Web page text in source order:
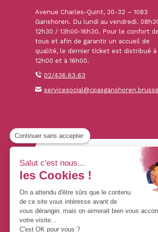
Avenue Charles-Quint, 30-32 – 1083
Ganshoren. Du lundi au vendredi.
12h30 / 13h00-16h30. Pour le confort
tous et afin de garantir un accueil de
qualité, le dernier ticket est distribué à
12h00 et à 16h00.
02/436.63.63
Continuer sans accepter
Salut c'est nous...
les Cookies !
On a attendu d'être sûrs que le contenu
de ce site vous intéresse avant de
vous déranger, mais on aimerait bien vous
votre visite...
C'est OK pour vous ?